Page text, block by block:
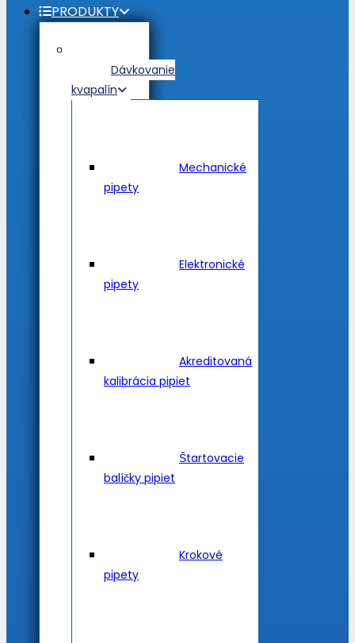
PRODUKTY
Dávkovanie
kvapalín
Mechanické
pipety
Elektronické
pipety
Akreditovaná
kalibrácia pipiet
Štartovacie
balíčky pipiet
Krokové
pipety